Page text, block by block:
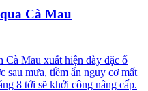
Cà Mau
Cà Mau xuất hiện dày đặc ổ
sau mưa, tiềm ẩn nguy cơ mất
8 tới sẽ khởi công nâng cấp.